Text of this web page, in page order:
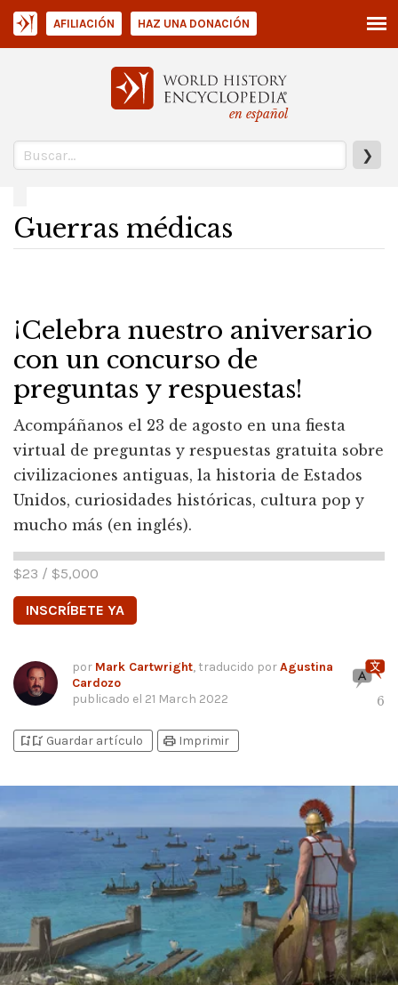
en español
❯
AFILIACIÓN HAZ UNA DONACIÓN
Guerras médicas
¡Celebra nuestro aniversario
con un concurso de
preguntas y respuestas!
Acompáñanos el 23 de agosto en una fiesta
virtual de preguntas y respuestas gratuita sobre
civilizaciones antiguas, la historia de Estados
Unidos, curiosidades históricas, cultura pop y
mucho más (en inglés).
$23 / $5,000
INSCRÍBETE YA
por Mark Cartwright, traducido porAgustina
Cardozo
publicado el 21 March 2022 6
bookmark_addbookmark_added Guardar artículo print Imprimir